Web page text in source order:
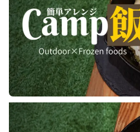
開発秘話
関西万博
餃子と食べたい
餃子と飲
麻婆豆腐
麻辣湯 通
肉汁爆弾餃子
米飯
羽根つきタン塩餃子
羽
肉まん・豚まん
肉餃子
蒸籠
衛生管理
袋入